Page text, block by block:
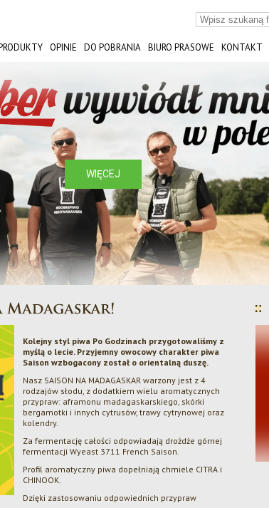
OPINIE DO POBRANIA BIURO PRASOWE KONTAKT
WIĘCEJ
Kolejny styl piwa Po Godzinach przygotowaliśmy z
myślą o lecie. Przyjemny owocowy charakter piwa
Saison wzbogacony został o orientalną duszę.
Nasz SAISON NA MADAGASKAR warzony jest z 4
rodzajów słodu, z dodatkiem wielu aromatycznych
przypraw: aframonu madagaskarskiego, skórki
bergamotki i innych cytrusów, trawy cytrynowej oraz
kolendry.
Za fermentację całości odpowiadają drożdże górnej
fermentacji Wyeast 3711 French Saison.
Profil aromatyczny piwa dopełniają chmiele CITRA i
CHINOOK.
Dzięki zastosowaniu odpowiednich przypraw
Dwa srebra dla Browaru Amber w konkursie